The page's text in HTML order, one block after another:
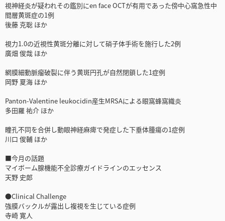
視神経炎が疑われその鑑別にen face OCTが有用であった傍中心窩急性中
間層黄斑症の1例
後藤 克聡 ほか
視力1.0の近視性黄斑分離に対して硝子体手術を施行した2例
廣畑 俊哉 ほか
網膜細動脈瘤破裂に伴う黄斑円孔が自然閉鎖した1症例
岡野 夏海 ほか
Panton-Valentine leukocidin産生MRSAによる眼窩蜂窩織炎
多田羅 祐介 ほか
瞳孔不同を合併し動眼神経麻痺で発症した下垂体腫瘍の1症例
川口 俊輔 ほか
■今月の話題
マイボーム腺機能不全診療ガイドラインのエッセンス
天野 史郎
●Clinical Challenge
強膜バックルが露出し複視を生じている症例
寺崎 寛人